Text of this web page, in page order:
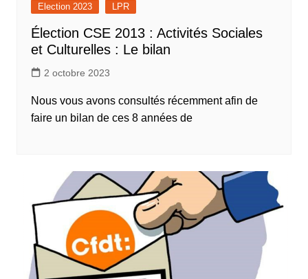
Election 2023 LPR
Élection CSE 2013 : Activités Sociales
et Culturelles : Le bilan
2 octobre 2023
Nous vous avons consultés récemment afin de
faire un bilan de ces 8 années de